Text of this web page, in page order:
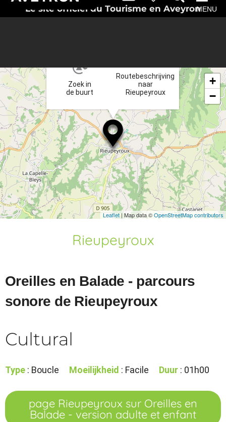
Le site officiel du Tourisme en AveyronMENU
Zoek in
de buurt
Routebeschrijving
naar
Rieupeyroux
+
−
Leaflet | Map data ©OpenStreetMap contributors
Rieupeyroux
Oreilles en Balade - parcours
sonore de Rieupeyroux
Cultural
Type : Boucle Moeilijkheid : Facile Duur : 01h00
page Rieupeyroux sur Oreilles en
Balade - version adulte et enfant